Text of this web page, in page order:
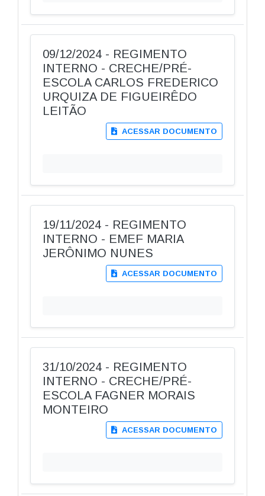
09/12/2024 - REGIMENTO
INTERNO - CRECHE/PRÉ-
ESCOLA CARLOS FREDERICO
URQUIZA DE FIGUEIRÊDO
LEITÃO
ACESSAR DOCUMENTO
19/11/2024 - REGIMENTO
INTERNO - EMEF MARIA
JERÔNIMO NUNES
ACESSAR DOCUMENTO
31/10/2024 - REGIMENTO
INTERNO - CRECHE/PRÉ-
ESCOLA FAGNER MORAIS
MONTEIRO
ACESSAR DOCUMENTO